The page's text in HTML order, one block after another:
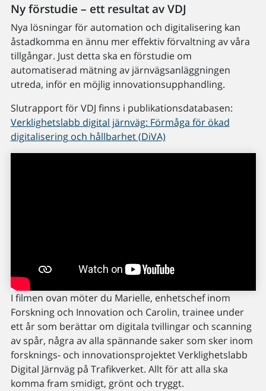
Ny förstudie – ett resultat av VDJ
Nya lösningar för automation och digitalisering kan
åstadkomma en ännu mer effektiv förvaltning av våra
tillgångar. Just detta ska en förstudie om
automatiserad mätning av järnvägsanläggningen
utreda, inför en möjlig innovationsupphandling.
Slutrapport för VDJ finns i publikationsdatabasen:
Verklighetslabb digital järnväg: Förmåga för ökad
digitalisering och hållbarhet (DiVA)
I filmen ovan möter du Marielle, enhetschef inom
Forskning och Innovation och Carolin, trainee under
ett år som berättar om digitala tvillingar och scanning
av spår, några av alla spännande saker som sker inom
forsknings- och innovationsprojektet Verklighetslabb
Digital Järnväg på Trafikverket. Allt för att alla ska
komma fram smidigt, grönt och tryggt.